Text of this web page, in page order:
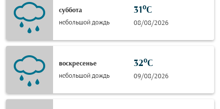
суббота
небольшой дождь
31°C
08/08/2026
воскресенье
небольшой дождь
32°C
09/08/2026